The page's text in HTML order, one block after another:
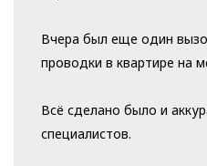
Вчера был еще один
проводки в квартире на
Всё сделано было и
специалистов.